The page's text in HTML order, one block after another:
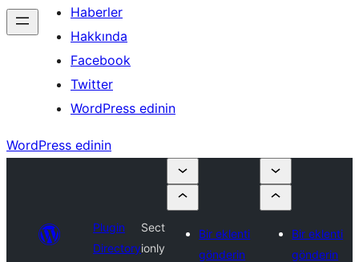
Haberler
Hakkında
Facebook
Twitter
WordPress edinin
WordPress edinin
Plugin
Directory
Sect
ionly
Bir eklenti
gönderin
Bir eklenti
gönderin